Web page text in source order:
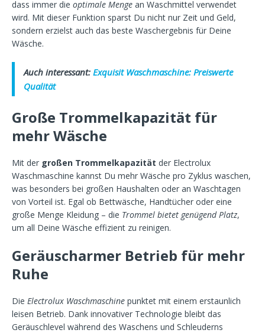
dass immer die optimale Menge an Waschmittel verwendet
wird. Mit dieser Funktion sparst Du nicht nur Zeit und Geld,
sondern erzielst auch das beste Waschergebnis für Deine
Wäsche.
Auch interessant: Exquisit Waschmaschine: Preiswerte
Qualität
Große Trommelkapazität für
mehr Wäsche
Mit der großen Trommelkapazität der Electrolux
Waschmaschine kannst Du mehr Wäsche pro Zyklus waschen,
was besonders bei großen Haushalten oder an Waschtagen
von Vorteil ist. Egal ob Bettwäsche, Handtücher oder eine
große Menge Kleidung – die Trommel bietet genügend Platz,
um all Deine Wäsche effizient zu reinigen.
Geräuscharmer Betrieb für mehr
Ruhe
Die Electrolux Waschmaschine punktet mit einem erstaunlich
leisen Betrieb. Dank innovativer Technologie bleibt das
Geräuschlevel während des Waschens und Schleuderns